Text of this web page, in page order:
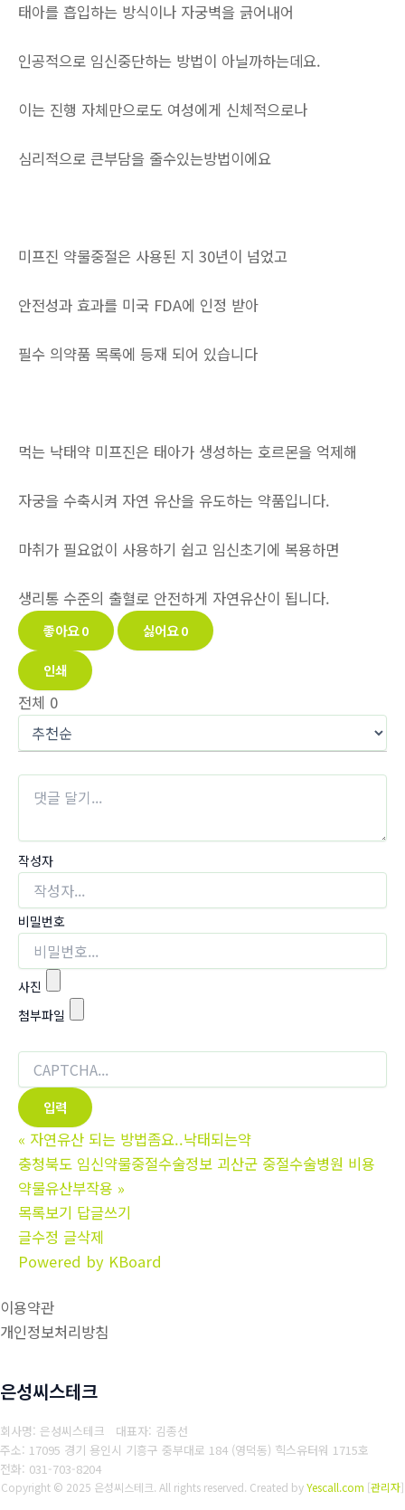
태아를 흡입하는 방식이나 자궁벽을 긁어내어
인공적으로 임신중단하는 방법이 아닐까하는데요.
이는 진행 자체만으로도 여성에게 신체적으로나
심리적으로 큰부담을 줄수있는방법이에요
미프진 약물중절은 사용된 지 30년이 넘었고
안전성과 효과를 미국 FDA에 인정 받아
필수 의약품 목록에 등재 되어 있습니다
먹는 낙태약 미프진은 태아가 생성하는 호르몬을 억제해
자궁을 수축시켜 자연 유산을 유도하는 약품입니다.
마취가 필요없이 사용하기 쉽고 임신초기에 복용하면
생리통 수준의 출혈로 안전하게 자연유산이 됩니다.
좋아요0 싫어요0
인쇄
전체 0
작성자
비밀번호
사진
첨부파일
« 자연유산 되는 방법좀요..낙­태되는약
충청북도 임신약물중절수술정보 괴산군 중절수술병원 비용
약물유산부작용 »
목록보기 답글쓰기
글수정 글삭제
Powered by KBoard
이용약관
개인정보처리방침
은성씨스테크
회사명: 은성씨스테크 대표자: 김종선
주소: 17095 경기 용인시 기흥구 중부대로 184 (영덕동) 힉스유터워 1715호
전화: 031-703-8204
Copyright © 2025 은성씨스테크. All rights reserved. Created byYescall.com [관리자]